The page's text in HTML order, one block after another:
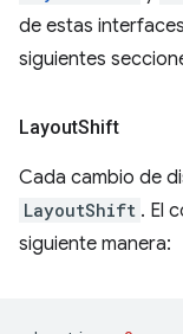
de estas
siguientes
LayoutShift
Cada cambio de
LayoutShift . El
siguiente manera: